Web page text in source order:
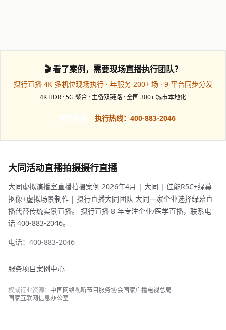
🎬 看了案例，需要现场直播执行团队？
摄行直播 4K 多机位现场执行 · 年服务 200+ 场 · 9 平台同步分发
4K HDR · 5G 聚合 · 主备双链路 · 全国 300+ 城市本地化
执行热线：400-883-2046
大同活动直播拍摄摄行直播
大同虚拟演播室直播拍摄案例 2026年4月 | 大同 | 佳能R5C+绿幕
抠像+虚拟场景制作 | 摄行直播大同团队 大同一家企业选择绿幕直
播代替传统实景直播。 摄行直播 8 年专注企业/医学直播，联系电
话 400-883-2046。
电话：400-883-2046
服务项目案例中心
权威行业资源： 中国网络视听节目服务协会国家广播电视总局
国家互联网信息办公室